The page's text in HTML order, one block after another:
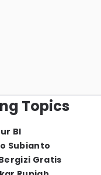
Topics
BI
Subianto
Gratis